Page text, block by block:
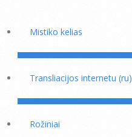
Mistiko kelias
Transliacijos internetu (ru)
Rožiniai